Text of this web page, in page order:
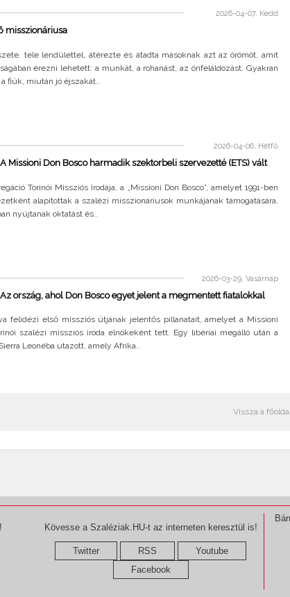
2026-04-07, Kedd
misszionáriusa
tele lendülettel, átérezte és átadta másoknak azt az örömöt, amit
érezni lehetett: a munkát, a rohanást, az önfeláldozást. Gyakran
fiúk, miután jó éjszakát..
2026-04-06, Hétfő
Missioni Don Bosco harmadik szektorbeli szervezetté (ETS) vált
Torinói Missziós Irodája, a „Missioni Don Bosco”, amelyet 1991-ben
alapítottak a szalézi misszionáriusok munkájának támogatására,
nyújtanak oktatást és..
2026-03-29, Vasárnap
ország, ahol Don Bosco egyet jelent a megmentett fiatalokkal
felidézi első missziós útjának jelentős pillanatait, amelyet a Missioni
szalézi missziós iroda elnökeként tett. Egy libériai megálló után a
Leonéba utazott, amely Afrika..
Vissza a
Kövesse a Szaléziak.HU-t az interneten keresztül is!
Twitter RSS
Youtube
Facebook